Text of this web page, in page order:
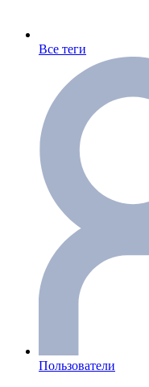
Все теги
Пользователи